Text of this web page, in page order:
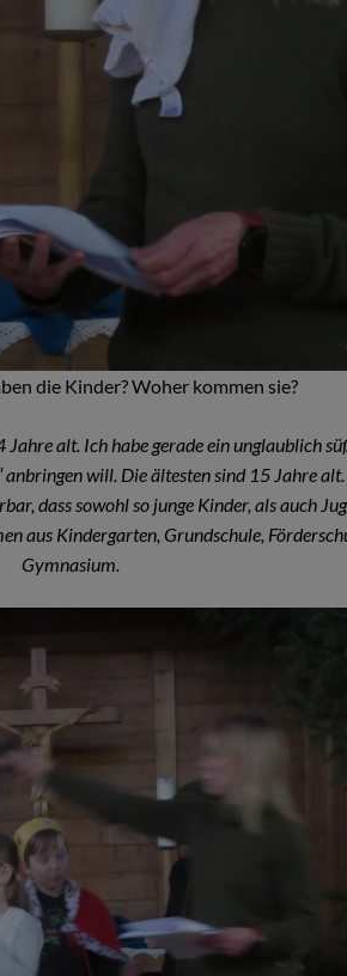
die Kinder? Woher kommen sie?
alt. Ich habe gerade ein unglaublich
anbringen will. Die ältesten sind 15 Jahre
dass sowohl so junge Kinder, als auch
aus Kindergarten, Grundschule,
Gymnasium.